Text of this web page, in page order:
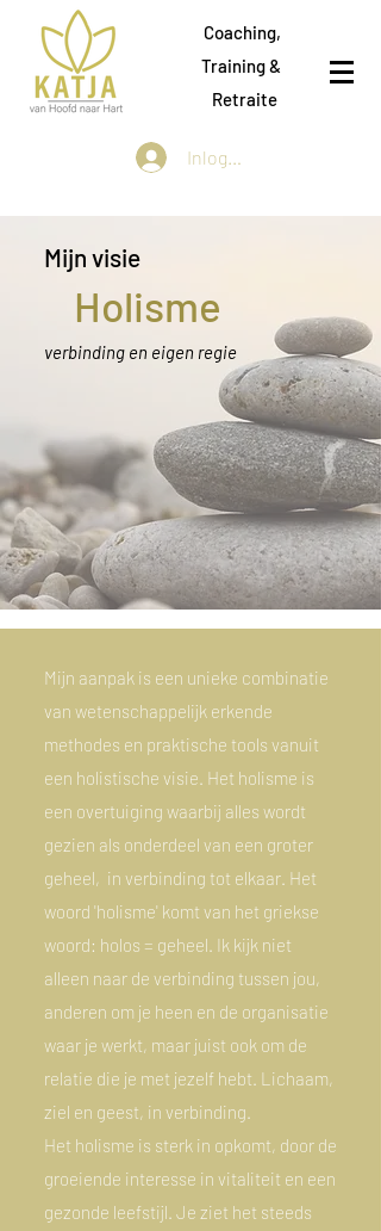
Coaching,
Training &
Retraite
Inloggen
Mijn visie
Holisme
verbinding en eigen regie
Mijn aanpak is een unieke combinatie
van wetenschappelijk erkende
methodes en praktische tools vanuit
een holistische visie. Het holisme is
een overtuiging waarbij alles wordt
gezien als onderdeel van een groter
geheel, in verbinding tot elkaar. Het
woord 'holisme' komt van het griekse
woord: holos = geheel. Ik kijk niet
alleen naar de verbinding tussen jou,
anderen om je heen en de organisatie
waar je werkt, maar juist ook om de
relatie die je met jezelf hebt. Lichaam,
ziel en geest, in verbinding.
Het holisme is sterk in opkomt, door de
groeiende interesse in vitaliteit en een
gezonde leefstijl. Je ziet het steeds